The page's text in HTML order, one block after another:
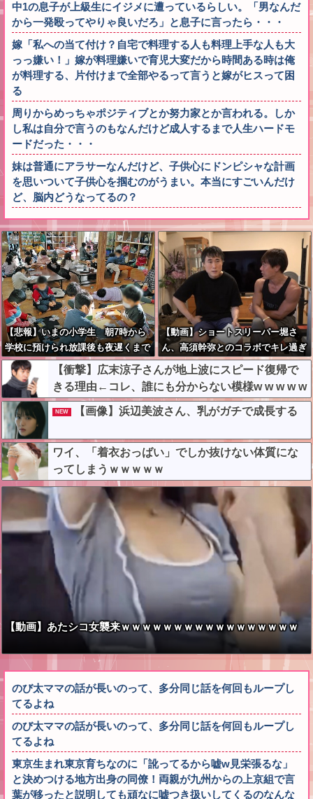
中1の息子が上級生にイジメに遭っているらしい。「男なんだ
から一発殴ってやりゃ良いだろ」と息子に言ったら・・・
嫁「私への当て付け？自宅で料理する人も料理上手な人も大
っっ嫌い！」嫁が料理嫌いで育児大変だから時間ある時は俺
が料理する、片付けまで全部やるって言うと嫁がヒスって困
る
周りからめっちゃポジティブとか努力家とか言われる。しか
し私は自分で言うのもなんだけど成人するまで人生ハードモ
ードだった・・・
妹は普通にアラサーなんだけど、子供心にドンピシャな計画
を思いついて子供心を掴むのがうまい。本当にすごいんだけ
ど、脳内どうなってるの？
【悲報】いまの小学生 朝7時から
学校に預けられ放課後も夜遅くまで
学童に預けられる生活をしていたw
wwwwwwwwwwwww
【動画】ショートスリーパー堀さ
ん、高須幹弥とのコラボでキレ過ぎ
てる動画がヤバいｗｗｗｗｗ
【衝撃】広末涼子さんが地上波にスピード復帰で
きる理由←コレ、誰にも分からない模様w w w w w
w w w
NEW 【画像】浜辺美波さん、乳がガチで成長する
ワイ、「着衣おっばい」でしか抜けない体質にな
ってしまうｗｗｗｗｗ
【動画】あたシコ女襲来ｗｗｗｗｗｗｗｗｗｗｗｗｗｗｗｗｗ
のび太ママの話が長いのって、多分同じ話を何回もループし
てるよね
のび太ママの話が長いのって、多分同じ話を何回もループし
てるよね
東京生まれ東京育ちなのに「訛ってるから嘘w見栄張るな」
と決めつける地方出身の同僚！両親が九州からの上京組で言
葉が移ったと説明しても頑なに嘘つき扱いしてくるのなんな